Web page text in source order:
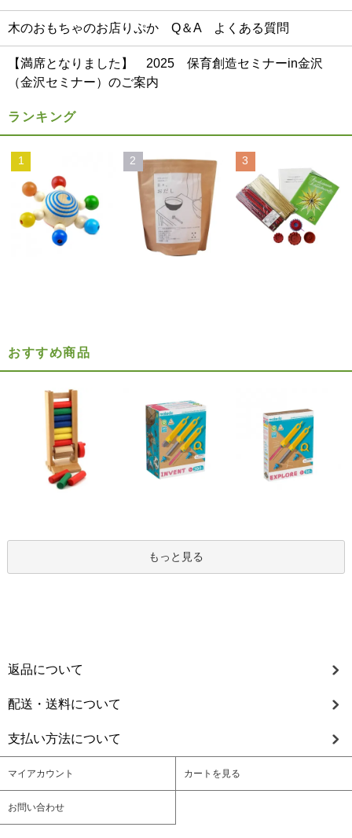
木のおもちゃのお店りぷか Q＆A よくある質問
【満席となりました】 2025 保育創造セミナーin金沢
（金沢セミナー）のご案内
ランキング
1 2 3
おすすめ商品
もっと見る
返品について
配送・送料について
支払い方法について
マイアカウント カートを見る
お問い合わせ